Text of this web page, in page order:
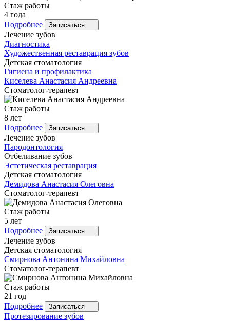
Стаж работы
4 года
Подробнее
Записаться
Лечение зубов
Диагностика
Художественная реставрация зубов
Детская стоматология
Гигиена и профилактика
Киселева Анастасия Андреевна
Стоматолог-терапевт
Стаж работы
8 лет
Подробнее
Записаться
Лечение зубов
Пародонтология
Отбеливание зубов
Эстетическая реставрация
Детская стоматология
Демидова Анастасия Олеговна
Стоматолог-терапевт
Стаж работы
5 лет
Подробнее
Записаться
Лечение зубов
Детская стоматология
Смирнова Антонина Михайловна
Стоматолог-терапевт
Стаж работы
21 год
Подробнее
Записаться
Протезирование зубов